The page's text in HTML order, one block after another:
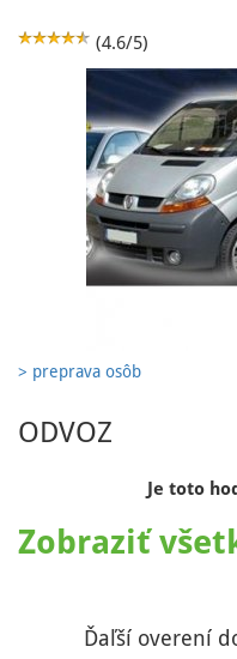
(4.6/5)
> preprava osôb
ODVOZ
Je toto
Zobraziť
Ďaľší overení